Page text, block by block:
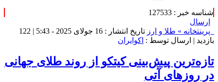
شناسه خبر : 127533
ارسال
پرینتخانه » طلا و ارز تاریخ انتشار : 16 جولای 2025 - 5:43 |
122
بازدید | ارسال توسط : اکوایران
تازه‌ترین پیش‌بینی کیتکو از روند طلای جهانی
در روزهای آتی